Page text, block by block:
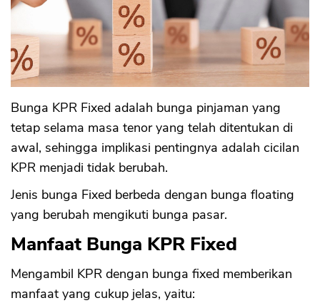
Bunga KPR Fixed adalah bunga pinjaman yang
tetap selama masa tenor yang telah ditentukan di
awal, sehingga implikasi pentingnya adalah cicilan
KPR menjadi tidak berubah.
Jenis bunga Fixed berbeda dengan bunga floating
yang berubah mengikuti bunga pasar.
Manfaat Bunga KPR Fixed
Mengambil KPR dengan bunga fixed memberikan
manfaat yang cukup jelas, yaitu: